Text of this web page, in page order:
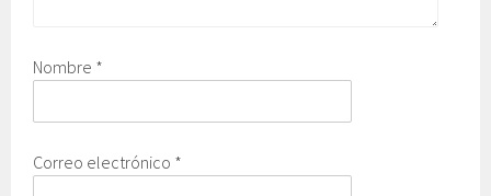
Nombre *
Correo electrónico *